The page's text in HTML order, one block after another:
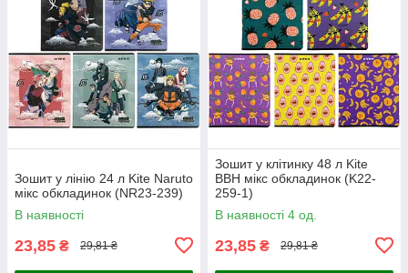
Зошит у лінію 24 л Kite Naruto
мікс обкладинок (NR23-239)
В наявності
23,85 ₴ 29,81 ₴
Зошит у клітинку 48 л Kite
BBH мікс обкладинок (K22-
259-1)
В наявності 4 од.
23,85 ₴ 29,81 ₴